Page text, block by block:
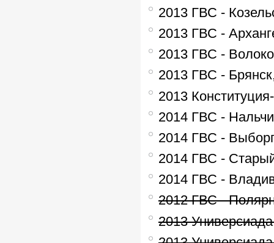
2013 ГВС -
2013 ГВС -
2013 ГВС -
2013 ГВС -
2013
2014 ГВС -
2014 ГВС -
2014 ГВС -
2014 ГВС -
2012 ГВС -
2013